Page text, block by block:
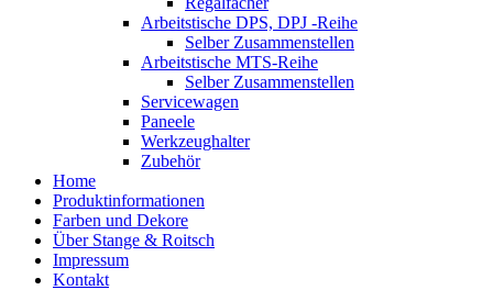
Arbeitstische DPS, DPJ -Reihe
Selber Zusammenstellen
Arbeitstische MTS-Reihe
Selber Zusammenstellen
Servicewagen
Paneele
Werkzeughalter
Zubehör
Home
Produktinformationen
Farben und Dekore
Über Stange & Roitsch
Impressum
Kontakt